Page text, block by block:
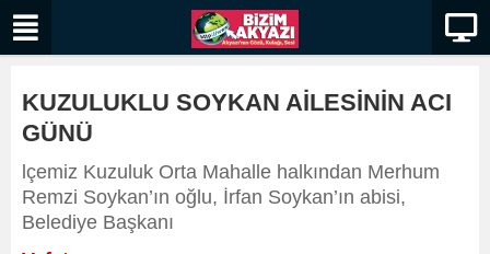
KUZULUKLU SOYKAN AİLESİNİN ACI
GÜNÜ
lçemiz Kuzuluk Orta Mahalle halkından Merhum
Remzi Soykan’ın oğlu, İrfan Soykan’ın abisi,
Belediye Başkanı